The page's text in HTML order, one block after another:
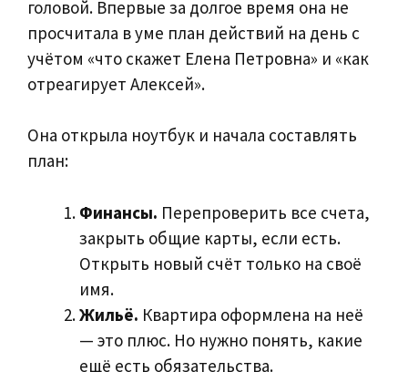
головой. Впервые за долгое время она не
просчитала в уме план действий на день с
учётом «что скажет Елена Петровна» и «как
отреагирует Алексей».
Она открыла ноутбук и начала составлять
план:
Финансы. Перепроверить все счета,
закрыть общие карты, если есть.
Открыть новый счёт только на своё
имя.
Жильё. Квартира оформлена на неё
— это плюс. Но нужно понять, какие
ещё есть обязательства.